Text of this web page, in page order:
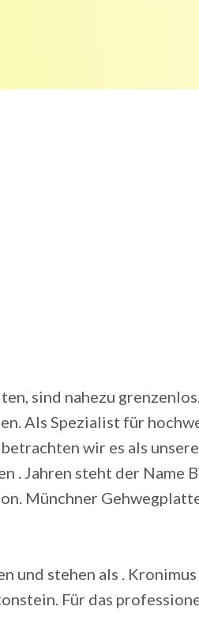
sind nahezu
Als Spezialist für
wir es als unsere
. Jahren steht der Name
Münchner
und stehen als .
Für das